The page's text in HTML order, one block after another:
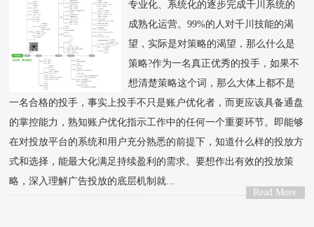
专业化、系统化的逐步完成千川系统的
成熟化运营。99%的人对千川技能的渴
望，实际是对策略的渴望，那么什么是
策略?作为一名真正优秀的投手，如果不
想清楚策略这个词，那么大体上都不是
一名合格的投手，事实上投手不只是账户优化者，而更应该具备通盘
的掌控能力，熟知账户优化指示工作中的任何一个重要环节。即能够
在对投放平台的系统和用户充分熟悉的前提下，知道什么样的投放方
式和选择，能最大化满足持续盈利的需求。要想作出有效的投放策
略，深入理解广告投放的底层机制就...
Read More